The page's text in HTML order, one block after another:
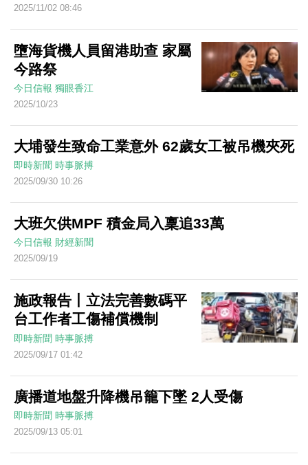
2025/11/02 08:46
墮海貨機人員留港助查 家屬
今路祭
今日信報 獨眼香江
2025/10/23
大埔發生致命工業意外 62歲女工被吊機夾死
即時新聞 時事脈搏
2025/09/30 10:26
大班欠供MPF 積金局入稟追33萬
今日信報 財經新聞
2025/09/19
施政報告丨立法完善數碼平
台工作者工傷補償機制
即時新聞 時事脈搏
2025/09/17 01:42
廣播道地盤升降機吊籠下墜 2人受傷
即時新聞 時事脈搏
2025/09/13 05:01